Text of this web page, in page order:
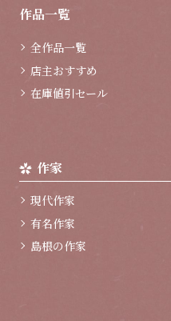
作品一覧
全作品一覧
店主おすすめ
在庫値引セール
作家
現代作家
有名作家
島根の作家